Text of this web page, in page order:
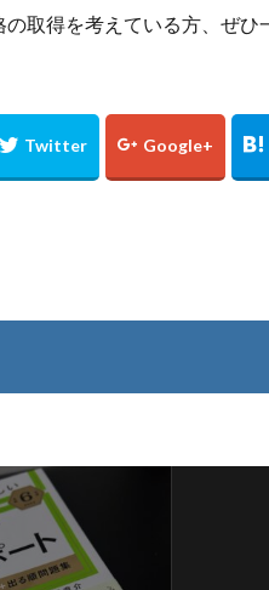
取得を考えている方、ぜひ